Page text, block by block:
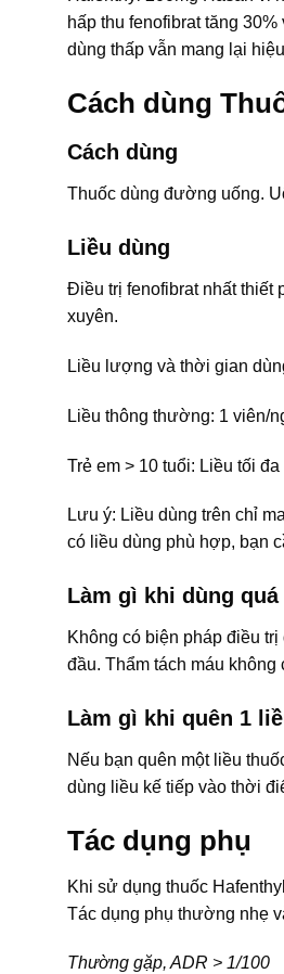
hấp thu fenofibrat tăng
dùng thấp vẫn mang lại
Cách dùng
Cách dùng
Thuốc dùng đường uống.
Liều dùng
Điều trị fenofibrat nhất thiết
xuyên.
Liều lượng và thời gian
Liều thông thường: 1 viên/
Trẻ em > 10 tuổi: Liều tối
Lưu ý: Liều dùng trên chỉ
có liều dùng phù hợp, bạn
Làm gì khi dùng
Không có biện pháp điều
đầu. Thẩm tách máu
Làm gì khi quên 1
Nếu bạn quên một liều
dùng liều kế tiếp vào thời
Tác dụng phụ
Khi sử dụng thuốc
Tác dụng phụ thường nhẹ
Thường gặp, ADR > 1/100